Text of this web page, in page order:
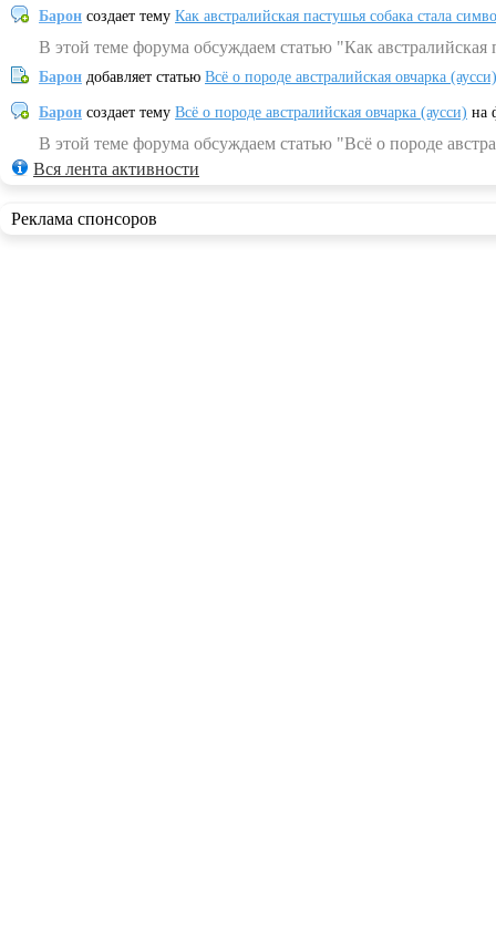
Барон создает тему Как австралийская пастушья собака стала
В этой теме форума обсуждаем статью "Как
Барон добавляет статью Всё о породе австралийская овчарка (аусси)
Барон создает тему Всё о породе австралийская овчарка (аусси) на
В этой теме форума обсуждаем статью "Всё о породе
Вся лента активности
Реклама спонсоров